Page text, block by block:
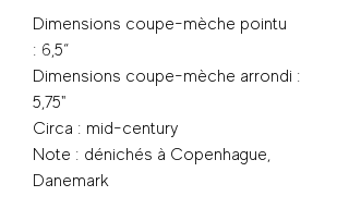
Dimensions coupe-mèche pointu
: 6,5“
Dimensions coupe-mèche arrondi :
5,75"
Circa : mid-century
Note : dénichés à Copenhague,
Danemark